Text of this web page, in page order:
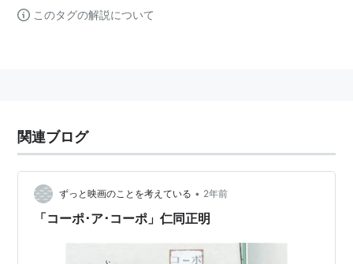
このタグの解説について
関連ブログ
ずっと映画のことを考えている • 2年前
「コーポ･ア･コーポ」仁同正明